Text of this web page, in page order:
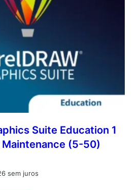
Suite Education 1
Maintenance (5-50)
sem juros